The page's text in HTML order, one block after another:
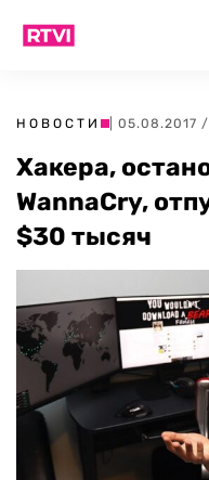
НОВОСТИ | 05.08.2017
Хакера,
WannaCry,
$30 тысяч